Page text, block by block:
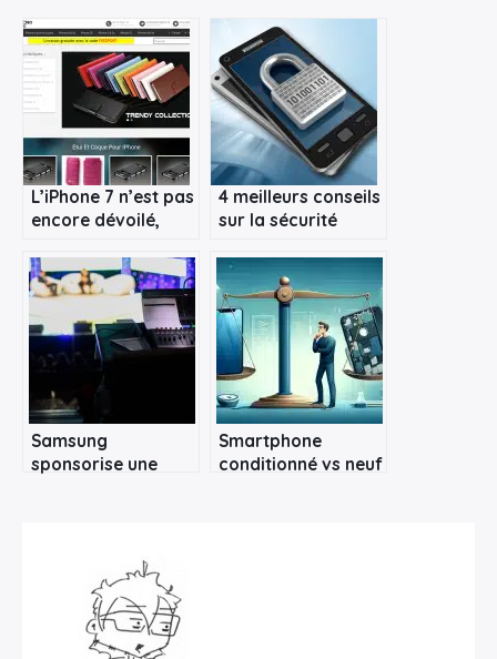
L’iPhone 7 n’est pas
encore dévoilé,
sont prêtes !
4 meilleurs conseils
sur la sécurité
protéger votre
smartphone
Samsung
sponsorise une
Smartphone
conditionné vs neuf
Rechercher
: